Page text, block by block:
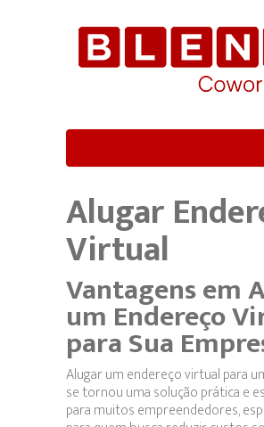
Unidade
Serviços
Alugar
Virtual
Vantagens em
um Endereço
para Sua
Alugar um endereço virtual para
se tornou uma solução prática e
para muitos empreendedores,